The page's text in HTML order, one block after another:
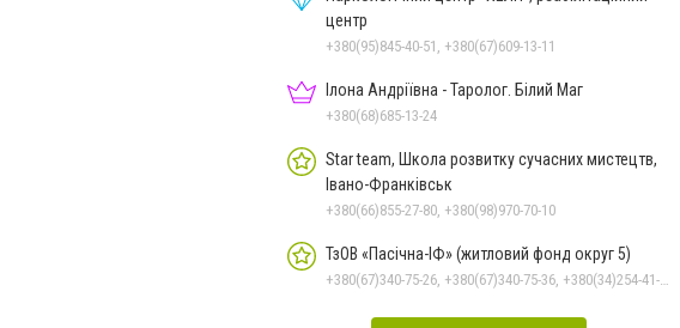
центр
+380(95)845-40-51, +380(67)609-13-11
Ілона Андріївна - Таролог. Білий Маг
+380(68)685-13-24
Star team, Школа розвитку сучасних мистецтв,
Івано-Франківськ
+380(66)855-27-80, +380(98)970-70-10
ТзОВ «Пасічна-ІФ» (житловий фонд округ 5)